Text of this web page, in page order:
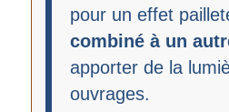
pour un effet
combiné à un
apporter de la
ouvrages.